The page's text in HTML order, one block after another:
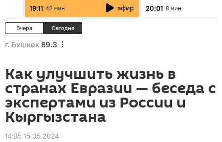
19:11 42 мин эфир
20:01 8 мин
Вчера Сегодня
г. Бишкек 89.3
Как улучшить жизнь в
странах Евразии — беседа с
экспертами из России и
Кыргызстана
14:05 15.05.2024